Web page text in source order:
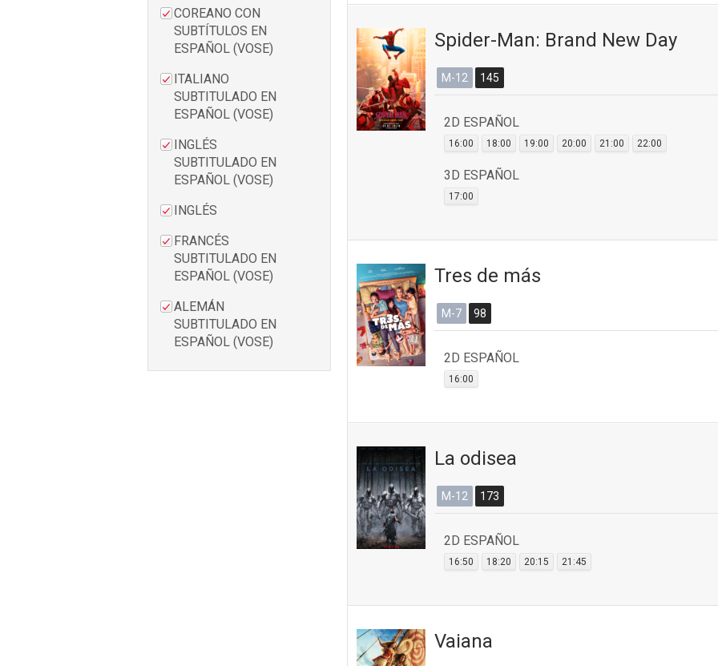
COREANO CON
SUBTÍTULOS EN
ESPAÑOL (VOSE)
ITALIANO
SUBTITULADO EN
ESPAÑOL (VOSE)
INGLÉS
SUBTITULADO EN
ESPAÑOL (VOSE)
INGLÉS
FRANCÉS
SUBTITULADO EN
ESPAÑOL (VOSE)
ALEMÁN
SUBTITULADO EN
ESPAÑOL (VOSE)
Spider-Man: Brand New Day
M-12 145
2D ESPAÑOL
16:00 18:00 19:00 20:00 21:00 22:00
3D ESPAÑOL
17:00
Tres de más
M-7 98
2D ESPAÑOL
16:00
La odisea
M-12 173
2D ESPAÑOL
16:50 18:20 20:15 21:45
Vaiana